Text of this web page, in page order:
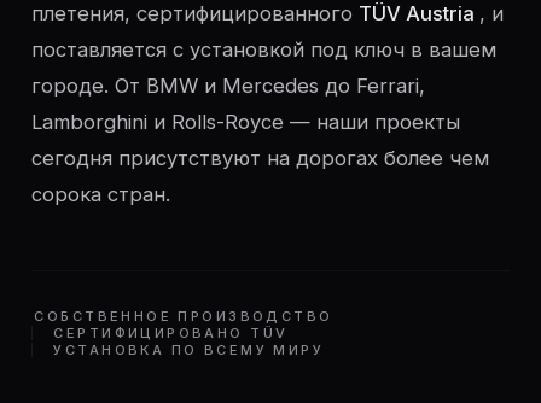
плетения, сертифицированного TÜV Austria , и
поставляется с установкой под ключ в вашем
городе. От BMW и Mercedes до Ferrari,
Lamborghini и Rolls-Royce — наши проекты
сегодня присутствуют на дорогах более чем
сорока стран.
СОБСТВЕННОЕ ПРОИЗВОДСТВО
СЕРТИФИЦИРОВАНО TÜV
УСТАНОВКА ПО ВСЕМУ МИРУ